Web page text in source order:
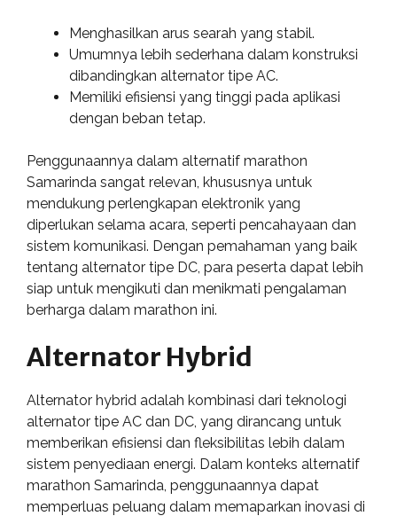
Menghasilkan arus searah yang stabil.
Umumnya lebih sederhana dalam konstruksi
dibandingkan alternator tipe AC.
Memiliki efisiensi yang tinggi pada aplikasi
dengan beban tetap.
Penggunaannya dalam alternatif marathon
Samarinda sangat relevan, khususnya untuk
mendukung perlengkapan elektronik yang
diperlukan selama acara, seperti pencahayaan dan
sistem komunikasi. Dengan pemahaman yang baik
tentang alternator tipe DC, para peserta dapat lebih
siap untuk mengikuti dan menikmati pengalaman
berharga dalam marathon ini.
Alternator Hybrid
Alternator hybrid adalah kombinasi dari teknologi
alternator tipe AC dan DC, yang dirancang untuk
memberikan efisiensi dan fleksibilitas lebih dalam
sistem penyediaan energi. Dalam konteks alternatif
marathon Samarinda, penggunaannya dapat
memperluas peluang dalam memaparkan inovasi di